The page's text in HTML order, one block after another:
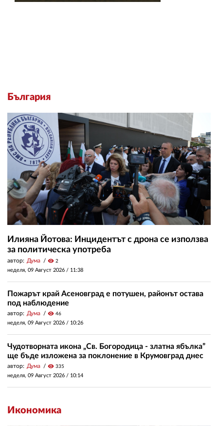
България
Илияна Йотова: Инцидентът с дрона се използва
за политическа употреба
автор: Дума visibility 2
неделя, 09 Август 2026 / 11:38
Пожарът край Асеновград е потушен, районът остава
под наблюдение
автор: Дума visibility 46
неделя, 09 Август 2026 / 10:26
Чудотворната икона „Св. Богородица - златна ябълка”
ще бъде изложена за поклонение в Крумовград днес
автор: Дума visibility 335
неделя, 09 Август 2026 / 10:14
Икономика